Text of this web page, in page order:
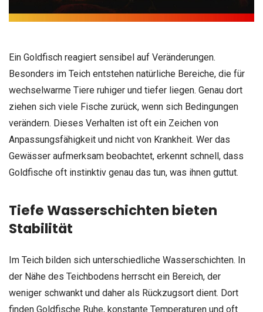
Ein Goldfisch reagiert sensibel auf Veränderungen.
Besonders im Teich entstehen natürliche Bereiche, die für
wechselwarme Tiere ruhiger und tiefer liegen. Genau dort
ziehen sich viele Fische zurück, wenn sich Bedingungen
verändern. Dieses Verhalten ist oft ein Zeichen von
Anpassungsfähigkeit und nicht von Krankheit. Wer das
Gewässer aufmerksam beobachtet, erkennt schnell, dass
Goldfische oft instinktiv genau das tun, was ihnen guttut.
Tiefe Wasserschichten bieten
Stabilität
Im Teich bilden sich unterschiedliche Wasserschichten. In
der Nähe des Teichbodens herrscht ein Bereich, der
weniger schwankt und daher als Rückzugsort dient. Dort
finden Goldfische Ruhe, konstante Temperaturen und oft